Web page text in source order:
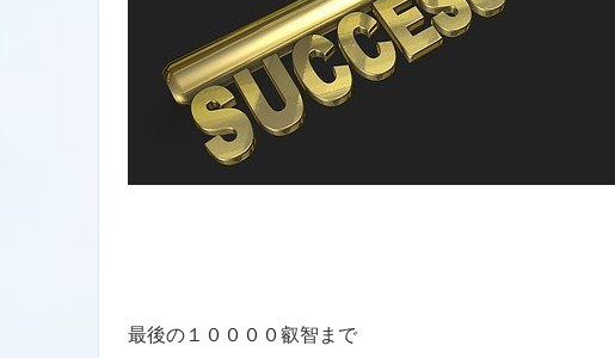
最後の１００００叡智まで